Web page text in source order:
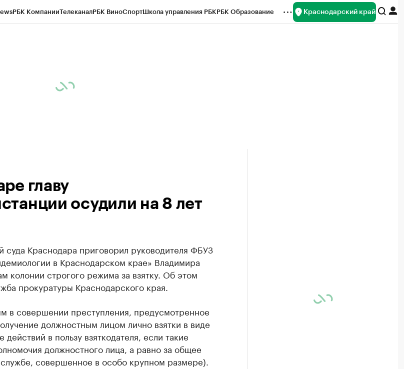
РБК КомпанииТелеканалРБК ВиноСпортШкола управления РБКРБК Образование Краснодарский край
главу
осудили на 8 лет
суда Краснодара приговорил руководителя ФБУЗ
в Краснодарском крае» Владимира
колонии строгого режима за взятку. Об этом
прокуратуры Краснодарского края.
в совершении преступления, предусмотренное
должностным лицом лично взятки в виде
в пользу взяткодателя, если такие
должностного лица, а равно за общее
совершенное в особо крупном размере).